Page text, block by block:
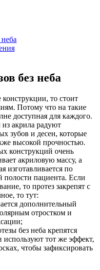
без неба
то стоит
Потому что на такие
доступная для каждого.
акрила радуют
зубов и десен, которые
высокой прочностью.
конструкций очень
акриловую массу, а
изготавливается по
пациента. Если
то протез закрепят с
то тут:
дополнительный
отростком и
без неба крепятся
тот же эффект,
чтобы зафиксировать